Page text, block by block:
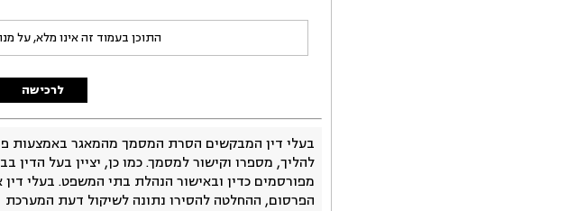
התוכן בעמוד זה אינו מלא, על
לרכישה
בעלי דין המבקשים הסרת המסמך מהמאגר באמצעות
להליך, מספרו וקישור למסמך. כמו כן, יציין בעל
מפורסמים כדין ובאישור הנהלת בתי המשפט. בעלי
הפרסום, ההחלטה להסירו נתונה לשיקול דעת המערכת